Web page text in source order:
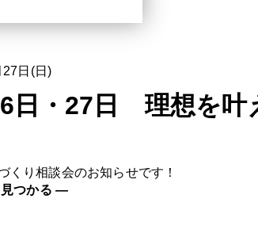
日(日)
日・27日 理想を叶
くり相談会のお知らせです！
見つかる ―